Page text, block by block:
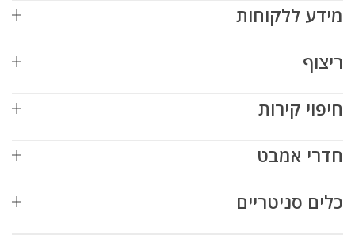
מידע ללקוחות
ריצוף
חיפוי קירות
חדרי אמבט
כלים סניטריים